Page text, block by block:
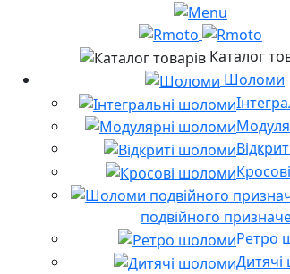
Каталог
Шоломи
подвійного
Ретро